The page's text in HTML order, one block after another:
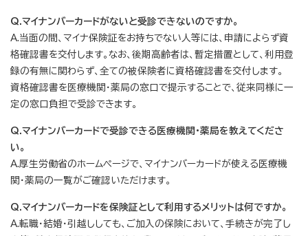
Q.マイナンバーカードがないと受診できないのですか。
A.当面の間、マイナ保険証をお持ちでない人等には、申請によらず資
格確認書を交付します。なお、後期高齢者は、暫定措置として、利用登
録の有無に関わらず、全ての被保険者に資格確認書を交付します。
資格確認書を医療機関・薬局の窓口で提示することで、従来同様に一
定の窓口負担で受診できます。
Q.マイナンバーカードで受診できる医療機関・薬局を教えてくださ
い。
A.厚生労働省のホームページで、マイナンバーカードが使える医療機
関・薬局の一覧がご確認いただけます。
Q.マイナンバーカードを保険証として利用するメリットは何ですか。
A.転職・結婚・引越ししても、ご加入の保険において、手続きが完了し